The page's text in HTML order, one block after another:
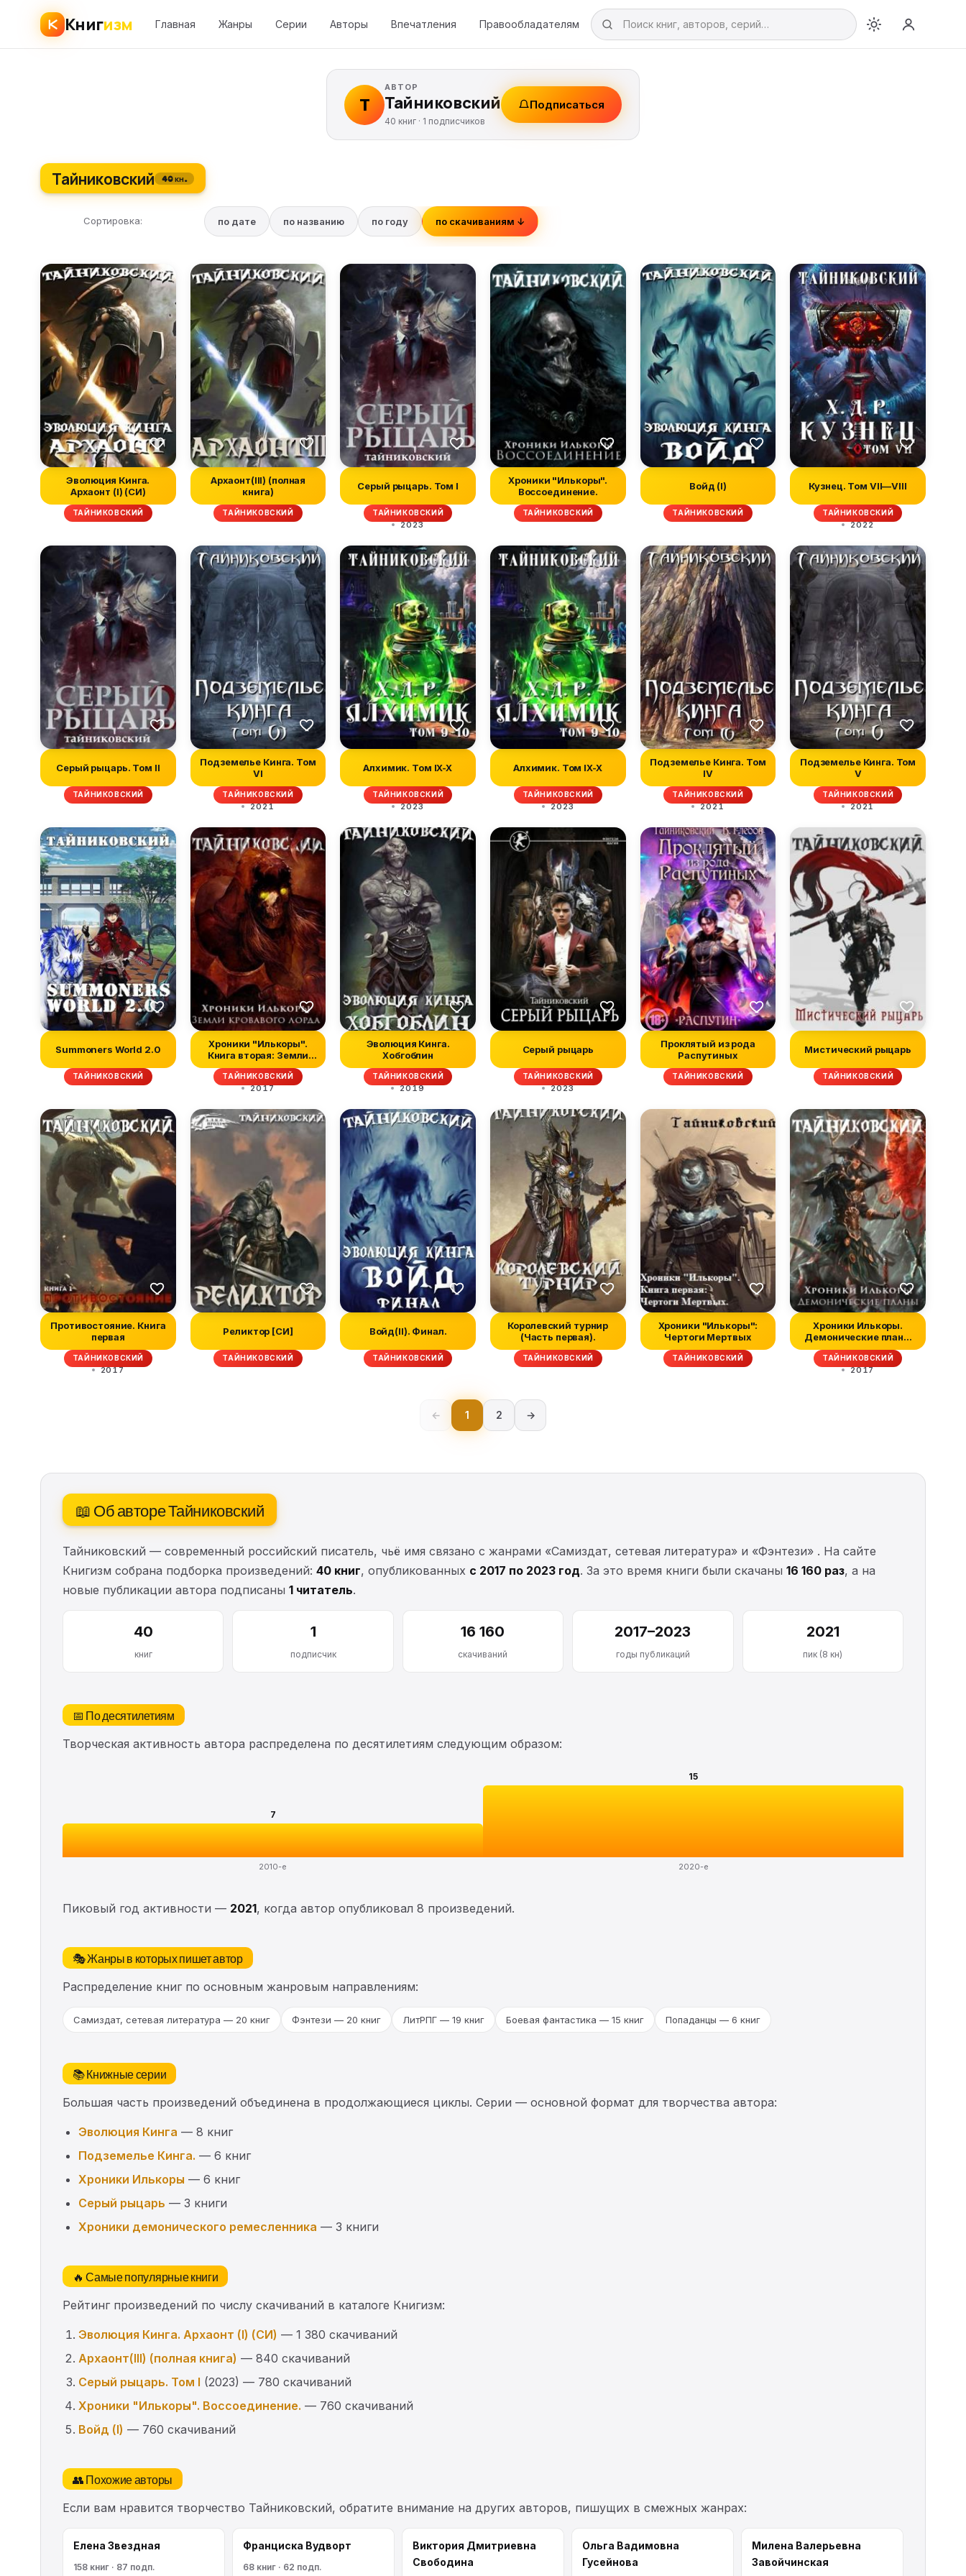
Книгизм Главная Жанры Серии Авторы Впечатления Правообладателям
Т
АВТОР
Тайниковский
40 книг · 1 подписчиков
Подписаться
Тайниковский 40 кн.
Сортировка: по дате по названию по году по скачиваниям ↓
Эволюция Кинга.
Архаонт (I) (СИ)
ТАЙНИКОВСКИЙ
Архаонт(III) (полная
книга)
ТАЙНИКОВСКИЙ
Серый рыцарь. Том I
ТАЙНИКОВСКИЙ
2023
Хроники "Илькоры".
Воссоединение.
ТАЙНИКОВСКИЙ
Войд (I)
ТАЙНИКОВСКИЙ
Кузнец. Том VII—VIII
ТАЙНИКОВСКИЙ
2022
Серый рыцарь. Том II
ТАЙНИКОВСКИЙ
Подземелье Кинга. Том
VI
ТАЙНИКОВСКИЙ
2021
Алхимик. Том IX-X
ТАЙНИКОВСКИЙ
2023
Алхимик. Том IX-X
ТАЙНИКОВСКИЙ
2023
Подземелье Кинга. Том
IV
ТАЙНИКОВСКИЙ
2021
Подземелье Кинга. Том
V
ТАЙНИКОВСКИЙ
2021
Summoners World 2.0
ТАЙНИКОВСКИЙ
Хроники "Илькоры".
Книга вторая: Земли
кровавого л...
ТАЙНИКОВСКИЙ
2017
Эволюция Кинга.
Хобгоблин
ТАЙНИКОВСКИЙ
2019
Серый рыцарь
ТАЙНИКОВСКИЙ
2023
Проклятый из рода
Распутиных
ТАЙНИКОВСКИЙ
Мистический рыцарь
ТАЙНИКОВСКИЙ
Противостояние. Книга
первая
ТАЙНИКОВСКИЙ
2017
Реликтор [СИ]
ТАЙНИКОВСКИЙ
Войд(II). Финал.
ТАЙНИКОВСКИЙ
Королевский турнир
(Часть первая).
ТАЙНИКОВСКИЙ
Хроники "Илькоры":
Чертоги Мертвых
ТАЙНИКОВСКИЙ
Хроники Илькоры.
Демонические планы
(СИ)
ТАЙНИКОВСКИЙ
2017
← 1 2 →
📖 Об авторе Тайниковский
Тайниковский — современный российский писатель, чьё имя связано с жанрами «Самиздат, сетевая литература» и «Фэнтези» . На сайте
Книгизм собрана подборка произведений: 40 книг, опубликованных с 2017 по 2023 год. За это время книги были скачаны 16 160 раз, а на
новые публикации автора подписаны 1 читатель.
40
книг
1
подписчик
16 160
скачиваний
2017–2023
годы публикаций
2021
пик (8 кн)
📅 По десятилетиям
Творческая активность автора распределена по десятилетиям следующим образом:
7
2010-е
15
2020-е
Пиковый год активности — 2021, когда автор опубликовал 8 произведений.
🎭 Жанры в которых пишет автор
Распределение книг по основным жанровым направлениям:
Самиздат, сетевая литература — 20 книг Фэнтези — 20 книг ЛитРПГ — 19 книг Боевая фантастика — 15 книг Попаданцы — 6 книг
📚 Книжные серии
Большая часть произведений объединена в продолжающиеся циклы. Серии — основной формат для творчества автора:
Эволюция Кинга — 8 книг
Подземелье Кинга. — 6 книг
Хроники Илькоры — 6 книг
Серый рыцарь — 3 книги
Хроники демонического ремесленника — 3 книги
🔥 Самые популярные книги
Рейтинг произведений по числу скачиваний в каталоге Книгизм:
Эволюция Кинга. Архаонт (I) (СИ) — 1 380 скачиваний
Архаонт(III) (полная книга) — 840 скачиваний
Серый рыцарь. Том I (2023) — 780 скачиваний
Хроники "Илькоры". Воссоединение. — 760 скачиваний
Войд (I) — 760 скачиваний
👥 Похожие авторы
Если вам нравится творчество Тайниковский, обратите внимание на других авторов, пишущих в смежных жанрах:
Елена Звездная
158 книг · 87 подп.
Франциска Вудворт
68 книг · 62 подп.
Виктория Дмитриевна
Свободина
Ольга Вадимовна
Гусейнова
Милена Валерьевна
Завойчинская